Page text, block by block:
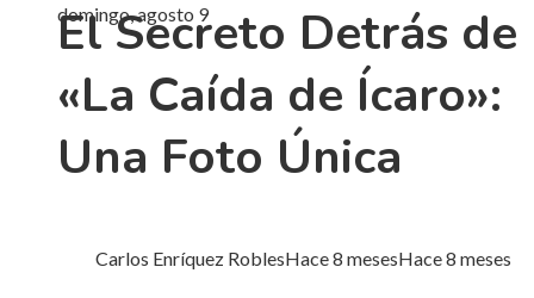
domingo, agosto 9
El Secreto Detrás de
«La Caída de Ícaro»:
Una Foto Única
Carlos Enríquez RoblesHace 8 mesesHace 8 meses